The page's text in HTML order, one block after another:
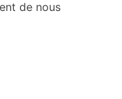
de nous